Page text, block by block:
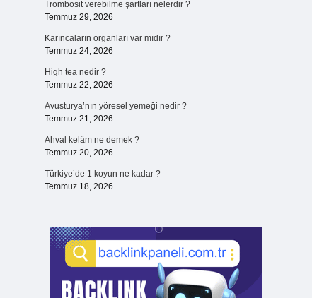
Trombosit verebilme şartları nelerdir ?
Temmuz 29, 2026
Karıncaların organları var mıdır ?
Temmuz 24, 2026
High tea nedir ?
Temmuz 22, 2026
Avusturya’nın yöresel yemeği nedir ?
Temmuz 21, 2026
Ahval kelâm ne demek ?
Temmuz 20, 2026
Türkiye’de 1 koyun ne kadar ?
Temmuz 18, 2026